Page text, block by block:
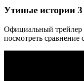
Утиные истории 3
Официальный трейлер
посмотреть